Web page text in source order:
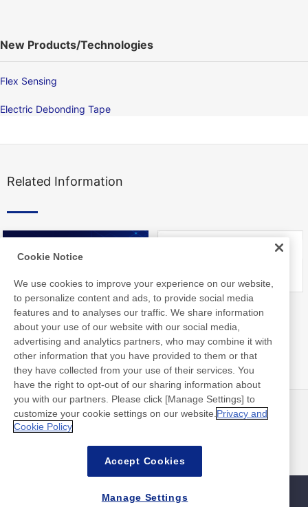
New Products/Technologies
Flex Sensing
Electric Debonding Tape
Related Information
Nitto Library FAQ about Products
뉴스
연락처
FAQ
사이트 정책
Cookie Notice
We use cookies to improve your experience on our website,
to personalize content and ads, to provide social media
features and to analyses our traffic. We share information
about your use of our website with our social media,
advertising and analytics partners, who may combine it with
other information that you have provided to them or that
they have collected from your use of their services. You
have the right to opt-out of our sharing information about
you with our partners. Please click [Manage Settings] to
customize your cookie settings on our website. Privacy and
Cookie Policy
Accept Cookies
Manage Settings